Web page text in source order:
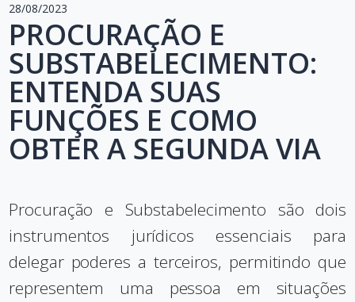
28/08/2023
PROCURAÇÃO E
SUBSTABELECIMENTO:
ENTENDA SUAS
FUNÇÕES E COMO
OBTER A SEGUNDA VIA
Procuração e Substabelecimento são dois
instrumentos jurídicos essenciais para
delegar poderes a terceiros, permitindo que
representem uma pessoa em situações